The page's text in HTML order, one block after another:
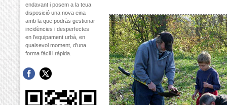
endavant i posem a la teua
disposició una nova eina
amb la que podràs gestionar
incidències i desperfectes
en l'equipament urbà, en
qualsevol moment, d'una
forma fàcil i ràpida.